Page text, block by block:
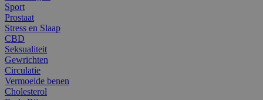
Sport
Prostaat
Stress en Slaap
CBD
Seksualiteit
Gewrichten
Circulatie
Vermoeide benen
Cholesterol